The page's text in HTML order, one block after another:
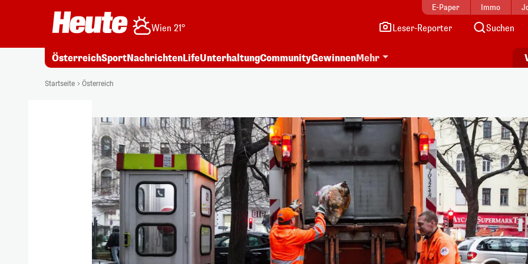
E-Paper Immo
Wien 21° Leser-Reporter Suchen
ÖsterreichSportNachrichtenLifeUnterhaltungCommunityGewinnenMehr
Startseite Österreich